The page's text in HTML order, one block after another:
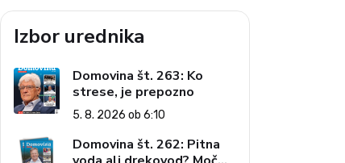
Izbor urednika
Domovina št. 263: Ko
strese, je prepozno
5. 8. 2026 ob 6:10
Domovina št. 262: Pitna